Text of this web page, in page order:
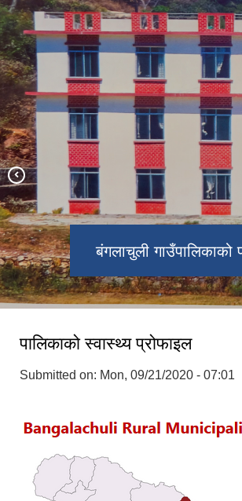
बंगलाचुली
बंगलाचुली गाउँपालिका
वागेश्वरी
बंगलाचुली गाउँपालिका
धिमधिमे
पालिकाको स्वास्थ्य प्रोफाइल
Submitted on: Mon, 09/21/2020 - 07:01